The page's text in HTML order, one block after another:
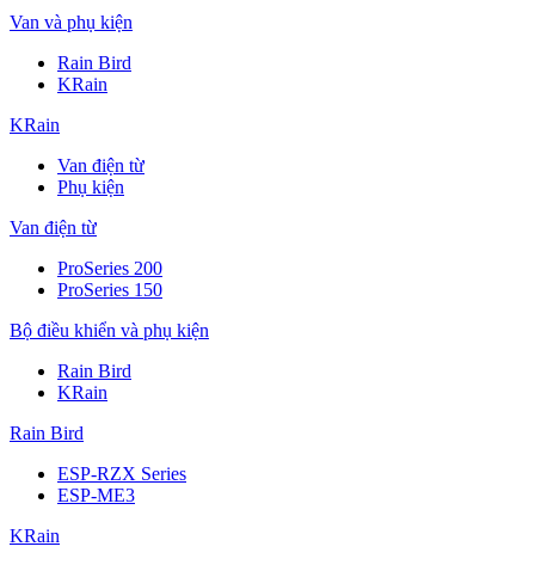
Van và phụ kiện
Rain Bird
KRain
KRain
Van điện từ
Phụ kiện
Van điện từ
ProSeries 200
ProSeries 150
Bộ điều khiển và phụ kiện
Rain Bird
KRain
Rain Bird
ESP-RZX Series
ESP-ME3
KRain